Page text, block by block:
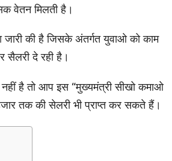
वेतन मिलती है।
की है जिसके अंतर्गत युवाओ को काम
सैलरी दे रही है।
है तो आप इस “मुख्यमंत्री सीखो कमाओ
तक की सेलरी भी प्राप्त कर सकते हैं।